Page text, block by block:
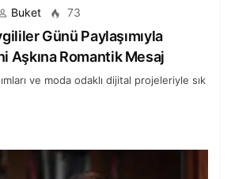
Buket 73
Günü Paylaşımıyla
Aşkına Romantik Mesaj
ve moda odaklı dijital projeleriyle sık